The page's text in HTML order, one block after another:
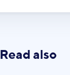
Read also